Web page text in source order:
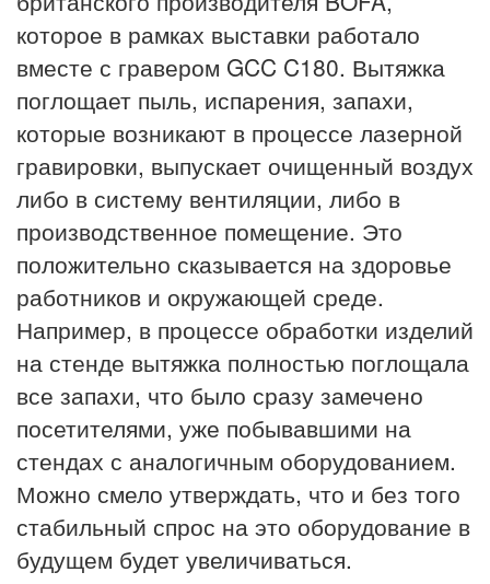
которое в рамках выставки работало
вместе с гравером GCC C180. Вытяжка
поглощает пыль, испарения, запахи,
которые возникают в процессе лазерной
гравировки, выпускает очищенный воздух
либо в систему вентиляции, либо в
производственное помещение. Это
положительно сказывается на здоровье
работников и окружающей среде.
Например, в процессе обработки изделий
на стенде вытяжка полностью поглощала
все запахи, что было сразу замечено
посетителями, уже побывавшими на
стендах с аналогичным оборудованием.
Можно смело утверждать, что и без того
стабильный спрос на это оборудование в
будущем будет увеличиваться.